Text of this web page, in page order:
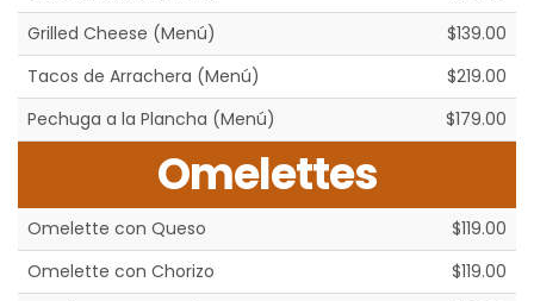
Grilled Cheese (Menú)
$139.00
Tacos de Arrachera (Menú)
$219.00
Pechuga a la Plancha (Menú)
$179.00
Omelettes
Omelette con Queso
$119.00
Omelette con Chorizo
$119.00